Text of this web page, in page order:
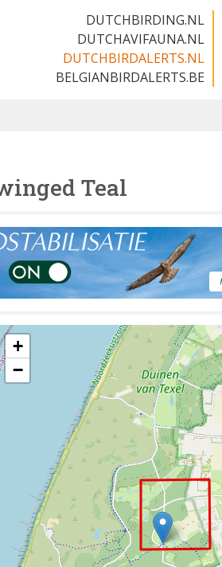
DUTCHBIRDING.NL
DUTCHAVIFAUNA.NL
DUTCHBIRDALERTS.NL
BELGIANBIRDALERTS.BE
Teal
+
−